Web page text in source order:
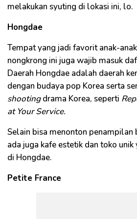
melakukan syuting di lokasi ini, lo.
Hongdae
Tempat yang jadi favorit anak-
nongkrong ini juga wajib masuk
Daerah Hongdae adalah daerah
dengan budaya pop Korea serta
shootingdrama Korea, seperti
at Your Service.
Selain bisa menonton penampilan
ada juga kafe estetik dan toko unik
di Hongdae.
Petite France